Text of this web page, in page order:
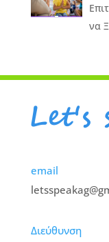
να
email
Διεύθυνση